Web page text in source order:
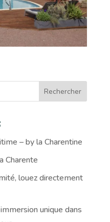
Rechercher
– by la Charentine
Charente
louez directement
unique dans